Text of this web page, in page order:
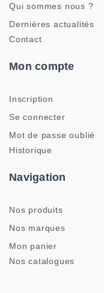
Qui sommes nous ?
Dernières actualités
Contact
Mon compte
Inscription
Se connecter
Mot de passe oublié
Historique
Navigation
Nos produits
Nos marques
Mon panier
Nos catalogues